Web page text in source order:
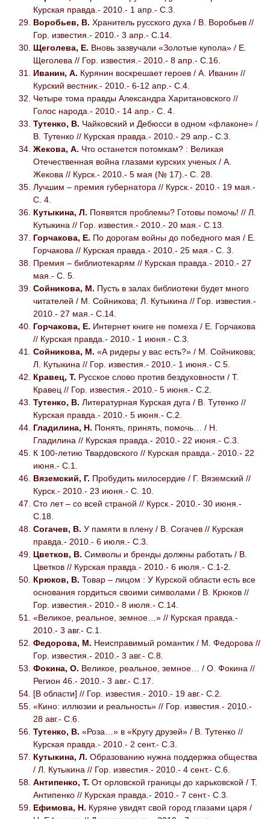
Курская правда.- 2010.- 1 апр.- С.3.
Воробьев, В. Хранитель русского духа / В. Воробьев //
Гор. известия.- 2010.- 3 апр.- С.14.
Щеголева, Е. Вновь зазвучали «Золотые купола» / Е.
Щеголева // Гор. известия.- 2010.- 8 апр.- С.16.
Иванин, А. Курянин воскрешает героев / А. Иванин //
Курский вестник.- 2010.- 6-12 апр.- С.4.
Четыре тома правды Александра Харитановского //
Голос народа.- 2010.- 14 апр.- С. 4.
Тутенко, В. Чайковский и Дебюсси в одном «флаконе» /
В. Тутенко // Курская правда.- 2010.- 29 апр.- С.3.
Жекова, А. Что останется потомкам? : Великая
Отечественная война глазами курских ученых / А.
Жекова // Курск.- 2010.- 5 мая (№ 17).- С. 28.
Лучшим – премия губернатора // Курск.- 2010.- 19 мая.-
С. 4.
Кутыкина, Л. Появятся проблемы? Готовы помочь! // Л.
Кутыкина // Гор. известия.- 2010.- 20 мая.- С.13.
Горчакова, Е. По дорогам войны до победного мая / Е.
Горчакова // Курская правда.- 2010.- 25 мая.- С. 3.
Премия – библиотекарям // Курская правда.- 2010.- 27
мая.- С. 5.
Сойникова, М. Пусть в залах библиотеки будет много
читателей / М. Сойникова; Л. Кутыкина // Гор. известия.-
2010.- 27 мая.- С.14.
Горчакова, Е. Интернет книге не помеха / Е. Горчакова
// Курская правда.- 2010.- 1 июня.- С.3.
Сойникова, М. «А ридеры у вас есть?» / М. Сойникова;
Л. Кутыкина // Гор. известия.- 2010.- 1 июня.- С.5.
Кравец, Т. Русское слово против бездуховности / Т.
Кравец // Гор. известия.- 2010.- 5 июня.- С.2.
Тутенко, В. Литературная Курская дуга / В. Тутенко //
Курская правда.- 2010.- 5 июня.- С.2.
Гладилина, Н. Понять, принять, помочь… / Н.
Гладилина // Курская правда.- 2010.- 22 июня.- С.3.
К 100-летию Твардовского // Курская правда.- 2010.- 22
июня.- С.1.
Вяземский, Г. Пробудить милосердие / Г. Вяземский //
Курск.- 2010.- 23 июня.- С. 10.
Сто лет – со всей страной // Курск.- 2010.- 30 июня.-
С.18.
Согачев, В. У памяти в плену / В. Согачев // Курская
правда.- 2010.- 6 июля.- С.3.
Цветков, В. Символы и бренды должны работать / В.
Цветков // Курская правда.- 2010.- 6 июля.- С.1-2.
Крюков, В. Товар – лицом : У Курской области есть все
основания гордиться своими символами / В. Крюков //
Гор. известия.- 2010.- 8 июля.- С.14.
«Великое, реальное, земное…» // Курская правда.-
2010.- 3 авг.- С.1.
Федорова, М. Неисправимый романтик / М. Федорова //
Гор. известия.- 2010.- 3 авг.- С.8.
Фокина, О. Великое, реальное, земное… / О. Фокина //
Регион 46.- 2010.- 3 авг.- С.17.
[В области] // Гор. известия.- 2010.- 19 авг.- С.2.
«Кино: иллюзии и реальность» // Гор. известия.- 2010.-
28 авг.- С.6.
Тутенко, В. «Роза…» в «Кругу друзей» / В. Тутенко //
Курская правда.- 2010.- 2 сент.- С.3.
Кутыкина, Л. Образованию нужна поддержка общества
/ Л. Кутыкина // Гор. известия.- 2010.- 4 сент.- С.6.
Антипенко, Т. От орловской границы до харьковской / Т.
Антипенко // Курская правда.- 2010.- 7 сент.- С.3.
Ефимова, Н. Куряне увидят свой город глазами царя /